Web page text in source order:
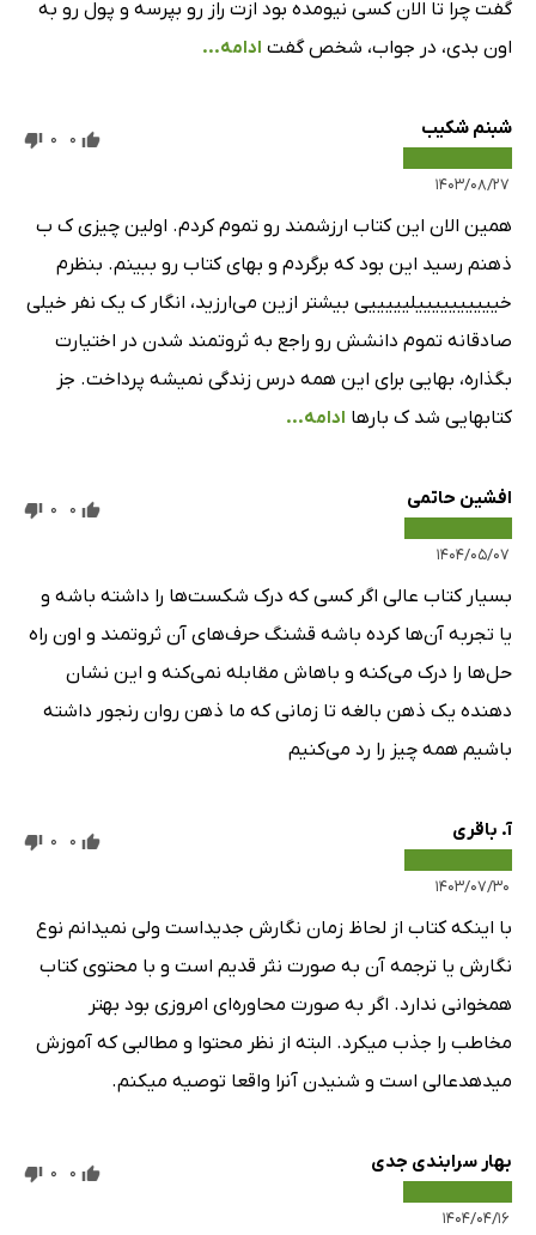
گفت چرا تا الان کسی نیومده بود ازت راز رو بپرسه و پول رو به
اون بدی، در جواب، شخص گفت ادامه...
شبنم شکیب
۱۴۰۳/۰۸/۲۷
0
0
همین الان این کتاب ارزشمند رو تموم کردم. اولین چیزی ک ب
ذهنم رسید این بود که برگردم و بهای کتاب رو ببینم. بنظرم
خییییییییییلیییییی بیشتر ازین می‌ارزید، انگار ک یک نفر خیلی
صادقانه تموم دانشش رو راجع به ثروتمند شدن در اختیارت
بگذاره، بهایی برای این همه درس زندگی نمیشه پرداخت. جز
کتابهایی شد ک بارها ادامه...
افشین حاتمی
۱۴۰۴/۰۵/۰۷
0
0
بسیار کتاب عالی اگر کسی که درک شکست‌ها را داشته باشه و
یا تجربه آن‌ها کرده باشه قشنگ حرف‌های آن ثروتمند و اون راه
حل‌ها را درک می‌کنه و باهاش مقابله نمی‌کنه و این نشان
دهنده یک ذهن بالغه تا زمانی که ما ذهن روان رنجور داشته
باشیم همه چیز را رد می‌کنیم
آ. باقری
۱۴۰۳/۰۷/۳۰
0
0
با اینکه کتاب از لحاظ زمان نگارش جدیداست ولی نمیدانم نوع
نگارش یا ترجمه آن به صورت نثر قدیم است و با محتوی کتاب
همخوانی ندارد. اگر به صورت محاوره‌ای امروزی بود بهتر
مخاطب را جذب میکرد. البته از نظر محتوا و مطالبی که آموزش
میدهدعالی است و شنیدن آنرا واقعا توصیه میکنم.
بهار سرابندی جدی
۱۴۰۴/۰۴/۱۶
0
0